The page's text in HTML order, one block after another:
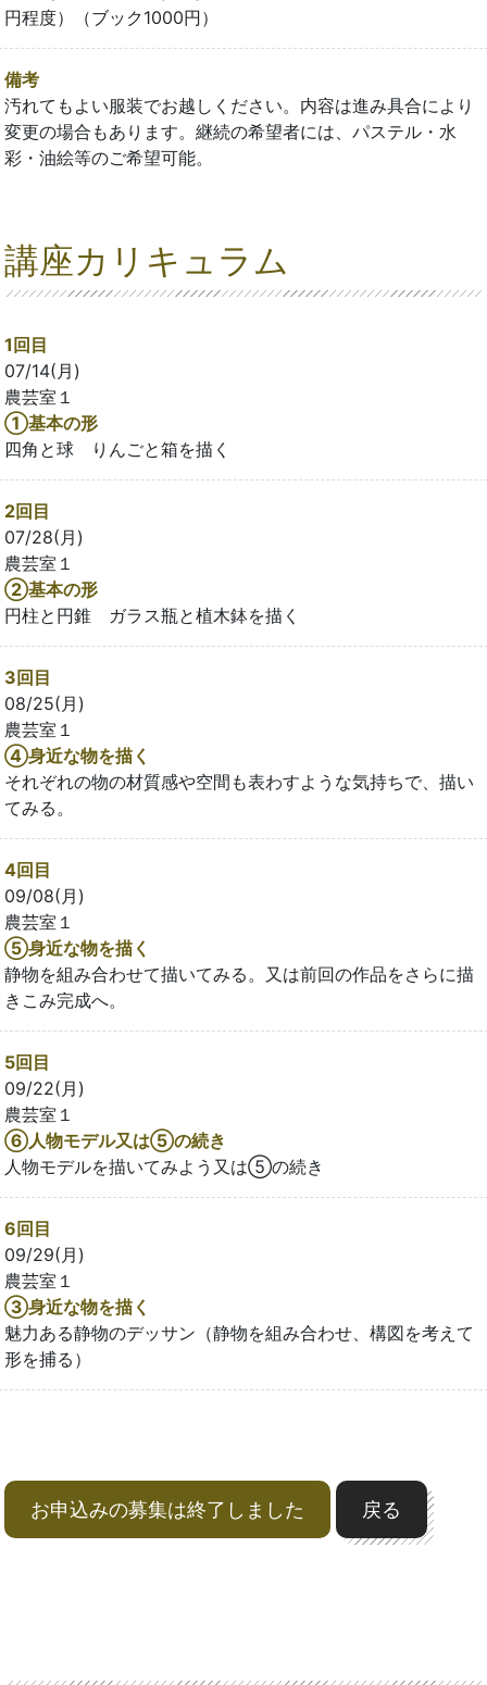
円程度）（ブック1000円）
備考
汚れてもよい服装でお越しください。内容は進み具合により
変更の場合もあります。継続の希望者には、パステル・水
彩・油絵等のご希望可能。
講座カリキュラム
1回目
07/14(月)
農芸室１
①基本の形
四角と球 りんごと箱を描く
2回目
07/28(月)
農芸室１
②基本の形
円柱と円錐 ガラス瓶と植木鉢を描く
3回目
08/25(月)
農芸室１
④身近な物を描く
それぞれの物の材質感や空間も表わすような気持ちで、描い
てみる。
4回目
09/08(月)
農芸室１
⑤身近な物を描く
静物を組み合わせて描いてみる。又は前回の作品をさらに描
きこみ完成へ。
5回目
09/22(月)
農芸室１
⑥人物モデル又は⑤の続き
人物モデルを描いてみよう又は⑤の続き
6回目
09/29(月)
農芸室１
③身近な物を描く
魅力ある静物のデッサン（静物を組み合わせ、構図を考えて
形を捕る）
お申込みの募集は終了しました 戻る